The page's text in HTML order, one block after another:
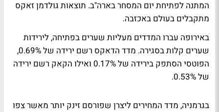
המתנה לפתיחת יום המסחר בארה"ב. תוצאות גולדמן זאקס
מתקבלים בעולם באכזבה.
באירופה עברו המדדים מעליות שערים בפתיחה, לירידות
שערים קלות בסגירה. מדד הדאקס רשם ירידה של 0.69%,
הפוטסי הסתפק בירידה של 0.17% ואילו הקאק רשם ירידה
של 0.53%.
בגרמניה, מדד המחירים ליצרן שפורסם זינק יותר מאשר צפו